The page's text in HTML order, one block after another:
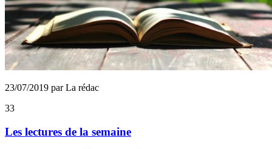
23/07/2019 par La rédac
33
Les lectures de la semaine